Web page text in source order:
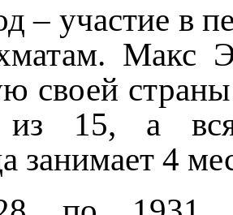
– участие в
Макс
своей
из 15, а вся
занимает 4